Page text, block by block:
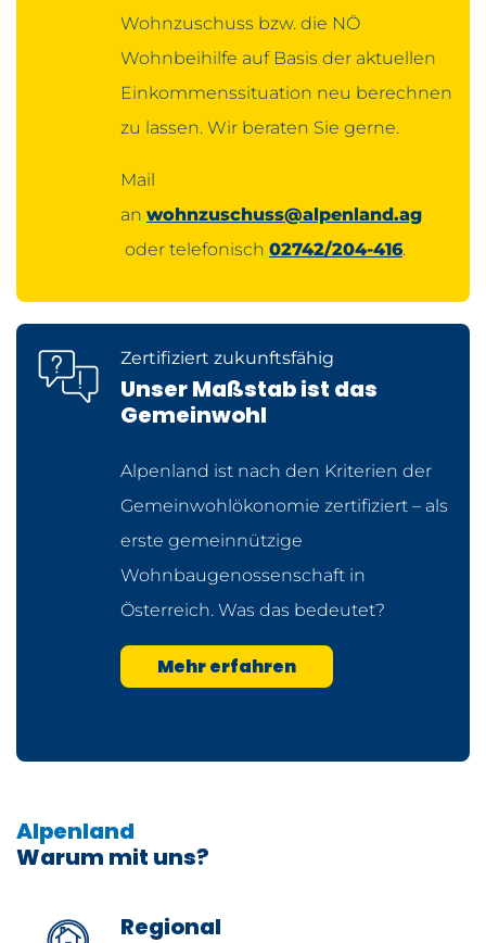
Wohnzuschuss bzw. die NÖ
Wohnbeihilfe auf Basis der aktuellen
Einkommenssituation neu berechnen
zu lassen. Wir beraten Sie gerne.
Mail
an wohnzuschuss@alpenland.ag
oder telefonisch 02742/204-416.
Zertifiziert zukunftsfähig
Unser Maßstab ist das
Gemeinwohl
Alpenland ist nach den Kriterien der
Gemeinwohlökonomie zertifiziert – als
erste gemeinnützige
Wohnbaugenossenschaft in
Österreich. Was das bedeutet?
Mehr erfahren
Warum mit uns?
Alpenland
Regional